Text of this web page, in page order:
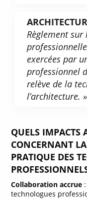
Règlement sur
exercées par
professionnel
relève de la
l’architecture. »
QUELS IMPACTS
CONCERNANT
PRATIQUE DES
Collaboration accrue
technologues